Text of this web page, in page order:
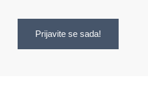
Prijavite se sada!